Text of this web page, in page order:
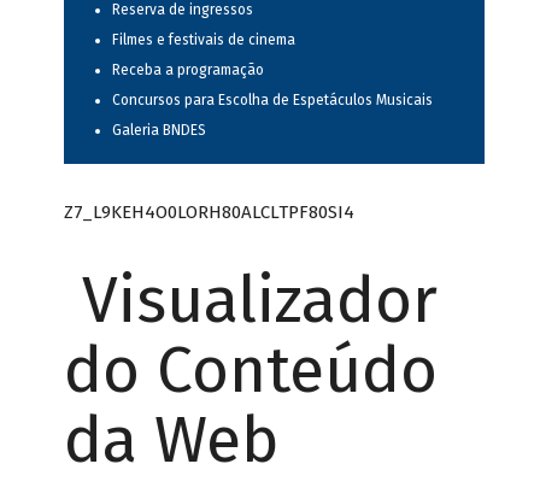
Reserva de ingressos
Filmes e festivais de cinema
Receba a programação
Concursos para Escolha de Espetáculos Musicais
Galeria BNDES
Z7_L9KEH4O0LORH80ALCLTPF80SI4
Visualizador
do Conteúdo
da Web